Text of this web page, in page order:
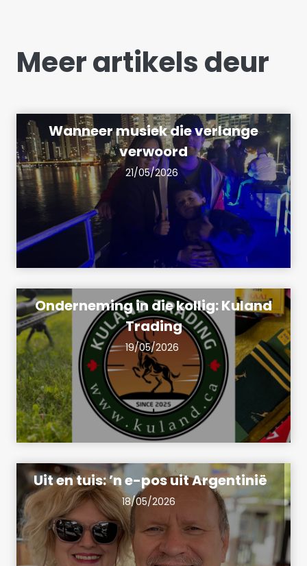
Meer artikels deur
Wanneer musiek die verlange
verwoord
21/05/2026
Onderneming in die kollig: Kuland
Trading
19/05/2026
Uit en tuis: ’n e-pos uit Argentinië
18/05/2026